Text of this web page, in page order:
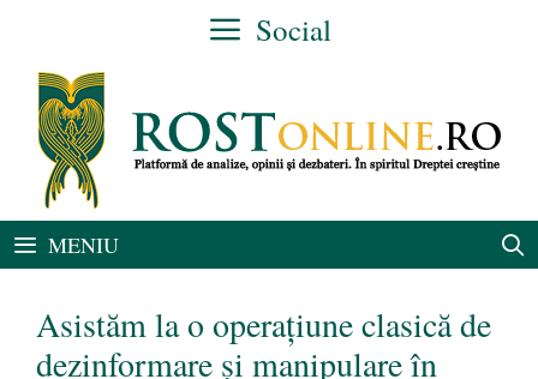
conținut
Social
MENIU
Asistăm la o operațiune clasică de
dezinformare și manipulare în